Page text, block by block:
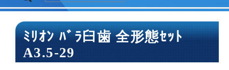
トップページ
ネット販売ページ
ﾐﾘｵﾝ ﾊﾞﾗ臼歯 全形態ｾｯﾄ
A3.5-29